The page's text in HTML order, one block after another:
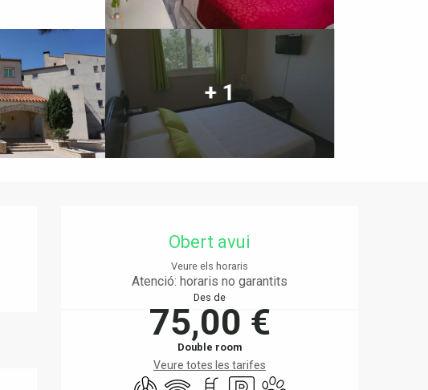
+ 1
Horaris i dades de
Obert avui
Veure els horaris
Atenció: horaris no garantits
Des de
75,00 €
Double room
Veure totes les tarifes
Air conditioning
Wifi Swimming pool
Car parkAnimals accepted